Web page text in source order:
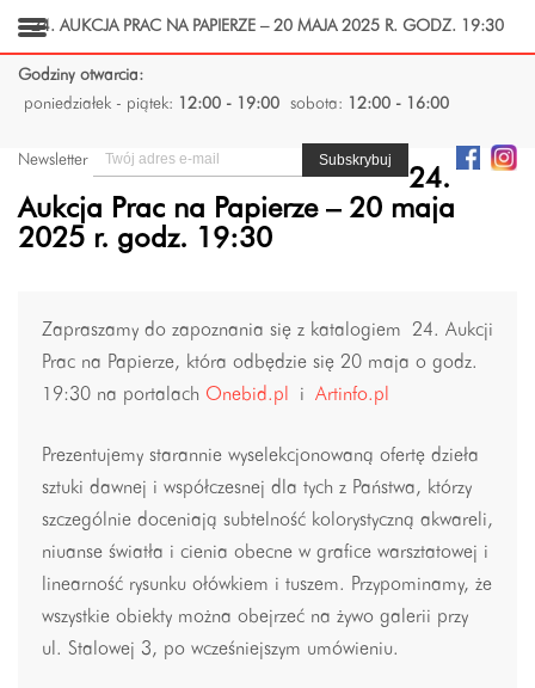
Godziny otwarcia:
poniedziałek - piątek:
12:00 - 19:00 sobota: 12:00 - 16:00
Newsletter
24.
Aukcja Prac na Papierze – 20 maja
2025 r. godz. 19:30
Zapraszamy do zapoznania się z katalogiem 24. Aukcji
Prac na Papierze, która odbędzie się 20 maja o godz.
19:30 na portalach Onebid.pl i Artinfo.pl
Prezentujemy starannie wyselekcjonowaną ofertę dzieła
sztuki dawnej i współczesnej dla tych z Państwa, którzy
szczególnie doceniają subtelność kolorystyczną akwareli,
niuanse światła i cienia obecne w grafice warsztatowej i
linearność rysunku ołówkiem i tuszem. Przypominamy, że
wszystkie obiekty można obejrzeć na żywo galerii przy
ul. Stalowej 3, po wcześniejszym umówieniu.
24. AUKCJA PRAC NA PAPIERZE – 20 MAJA 2025 R. GODZ. 19:30